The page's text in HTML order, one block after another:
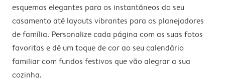
esquemas elegantes para os instantâneos do seu
casamento até layouts vibrantes para os planejadores
de família. Personalize cada página com as suas fotos
favoritas e dê um toque de cor ao seu calendário
familiar com fundos festivos que vão alegrar a sua
cozinha.